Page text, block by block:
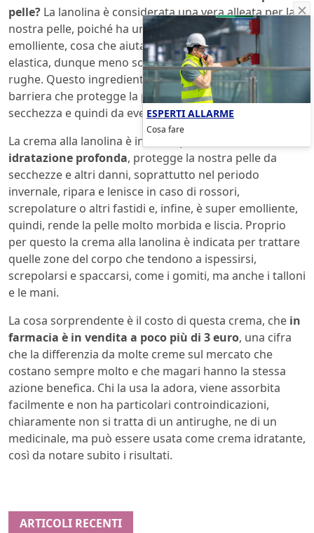
pelle? La lanolina è considerata una vera alleata per la
nostra pelle, poiché ha un forte potere idratante ed
emolliente, cosa che aiuta ad avere una pelle liscia ed
elastica, dunque meno soggetta alla comparsa delle
rughe. Questo ingrediente è in grado di creare una
barriera che protegge la pelle dalla disidratazione, dalla
secchezza e quindi da eventuali spaccature.
La crema alla lanolina è indicata per f
idratazione profonda, protegge la nostra pelle da
secchezze e altri danni, soprattutto nel periodo
invernale, ripara e lenisce in caso di rossori,
screpolature o altri fastidi e, infine, è super emolliente,
quindi, rende la pelle molto morbida e liscia. Proprio
per questo la crema alla lanolina è indicata per trattare
quelle zone del corpo che tendono a ispessirsi,
screpolarsi e spaccarsi, come i gomiti, ma anche i talloni
e le mani.
La cosa sorprendente è il costo di questa crema, che in
farmacia è in vendita a poco più di 3 euro, una cifra
che la differenzia da molte creme sul mercato che
costano sempre molto e che magari hanno la stessa
azione benefica. Chi la usa la adora, viene assorbita
facilmente e non ha particolari controindicazioni,
chiaramente non si tratta di un antirughe, ne di un
medicinale, ma può essere usata come crema idratante,
così da notare subito i risultati.
ARTICOLI RECENTI
ESPERTI ALLARME
Cosa fare